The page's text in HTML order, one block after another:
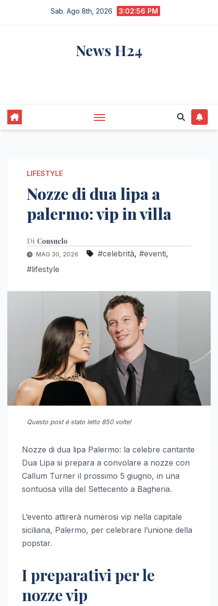
Sab. Ago 8th, 2026 3:02:57 PM
News H24
LIFESTYLE
Nozze di dua lipa a
palermo: vip in villa
Di Consuelo
MAG 30, 2026 #celebrità, #eventi,
#lifestyle
Questo post é stato letto 850 volte!
Nozze di dua lipa Palermo: la celebre cantante
Dua Lipa si prepara a convolare a nozze con
Callum Turner il prossimo 5 giugno, in una
sontuosa villa del Settecento a Bagheria.
L’evento attirerà numerosi vip nella capitale
siciliana, Palermo, per celebrare l’unione della
popstar.
I preparativi per le
nozze vip